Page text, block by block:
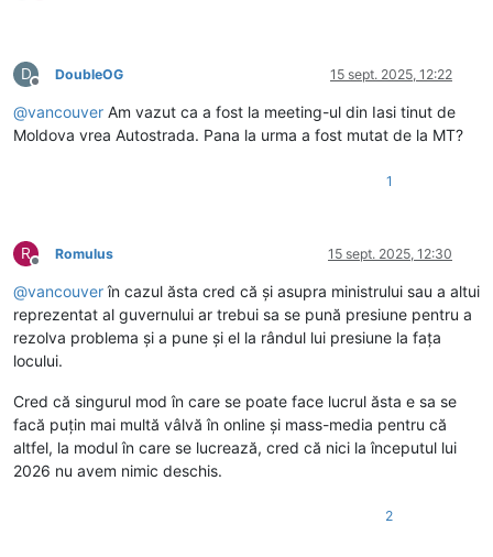
D
Deconectat
DoubleOG 15 sept. 2025, 12:22
@vancouver Am vazut ca a fost la meeting-ul din Iasi tinut de
Moldova vrea Autostrada. Pana la urma a fost mutat de la MT?
1
R
Deconectat
Romulus 15 sept. 2025, 12:30
@vancouverîn cazul ăsta cred că și asupra ministrului sau a altui
reprezentat al guvernului ar trebui sa se pună presiune pentru a
rezolva problema și a pune și el la rândul lui presiune la fața
locului.
Cred că singurul mod în care se poate face lucrul ăsta e sa se
facă puțin mai multă vâlvă în online și mass-media pentru că
altfel, la modul în care se lucrează, cred că nici la începutul lui
2026 nu avem nimic deschis.
2